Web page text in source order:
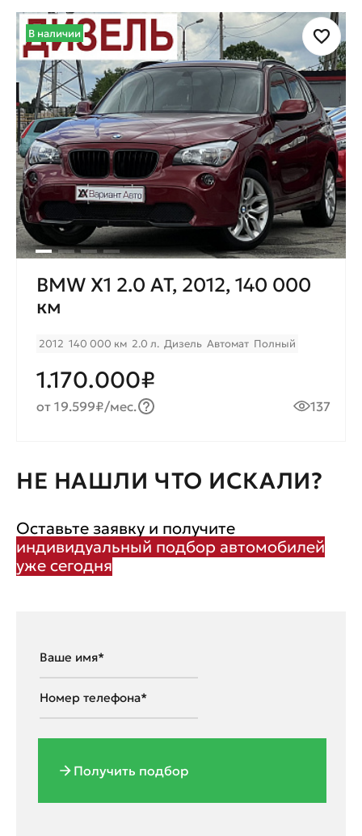
В наличии
BMW X1 2.0 AT, 2012, 140 000
км
2012 140 000 км 2.0 л. Дизель Автомат Полный
1.170.000₽
от 19.599₽/мес. 137
НЕ НАШЛИ ЧТО ИСКАЛИ?
Оставьте заявку и получите
индивидуальный подбор автомобилей
уже сегодня
Получить подбор